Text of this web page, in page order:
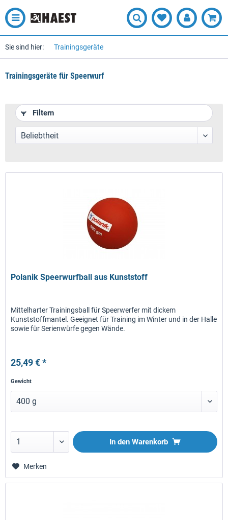
Sie sind hier: Trainingsgeräte
Trainingsgeräte für Speerwurf
Filtern
Polanik Speerwurfball aus Kunststoff
Mittelharter Trainingsball für Speerwerfer mit dickem
Kunststoffmantel. Geeignet für Training im Winter und in der Halle
sowie für Serienwürfe gegen Wände.
25,49 € *
Gewicht
In den Warenkorb
Merken